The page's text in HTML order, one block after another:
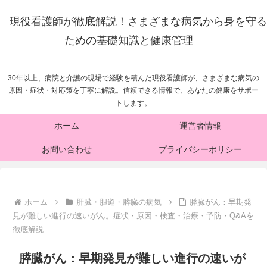
現役看護師が徹底解説！さまざまな病気から身を守る
ための基礎知識と健康管理
30年以上、病院と介護の現場で経験を積んだ現役看護師が、さまざまな病気の
原因・症状・対応策を丁寧に解説。信頼できる情報で、あなたの健康をサポー
トします。
ホーム 運営者情報
お問い合わせ プライバシーポリシー
ホーム 肝臓・胆道・膵臓の病気
膵臓がん：早期発
見が難しい進行の速いがん。症状・原因・検査・治療・予防・Q&Aを
徹底解説
膵臓がん：早期発見が難しい進行の速いが